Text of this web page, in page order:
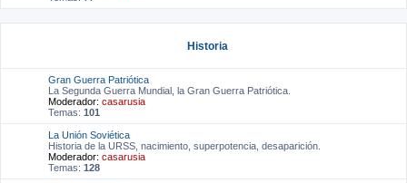
Historia
Gran Guerra Patriótica
La Segunda Guerra Mundial, la Gran Guerra Patriótica.
Moderador: casarusia
Temas: 101
La Unión Soviética
Historia de la URSS, nacimiento, superpotencia, desaparición.
Moderador: casarusia
Temas: 128